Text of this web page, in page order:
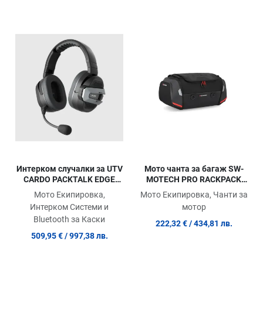
Quick View
Интерком случалки за UTV
CARDO PACKTALK EDGE
Мото Екипировка,
Интерком Системи и
Bluetooth за Каски
509,95 € / 997,38 лв.
Мото чанта за багаж SW-
MOTECH PRO RACKPACK
TAILBAG TUAREG 660 ABS
24
Мото Екипировка, Чанти за
мотор
222,32 € / 434,81 лв.